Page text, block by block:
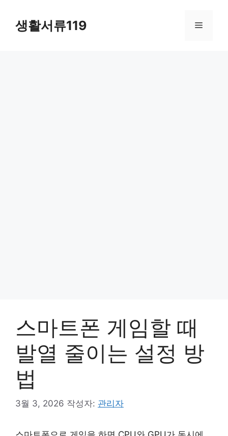
생활서류119 메
스마트폰 게임할 때
발열 줄이는 설정 방
법
3월 3, 2026 작성자: 관리자